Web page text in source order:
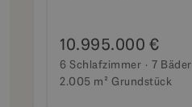
10.995.000 €
6 Schlafzimmer 7 Bäder
2.005 m² Grundstück